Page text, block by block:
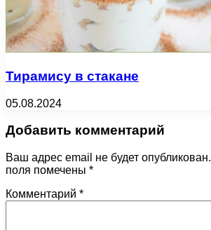
Тирамису в стакане
05.08.2024
Добавить комментарий
Ваш адрес email не будет опубликован.
поля помечены *
Комментарий *